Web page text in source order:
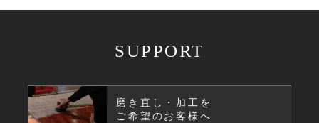
SUPPORT
磨き直し・加工を
ご希望のお客様へ